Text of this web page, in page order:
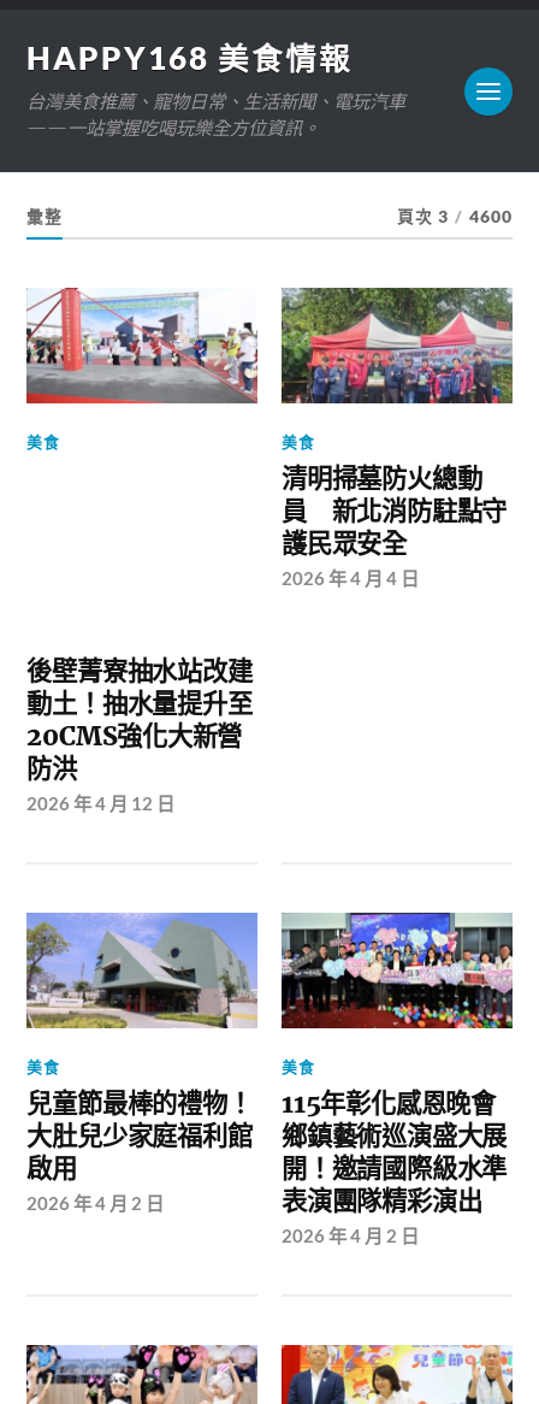
HAPPY168 美食情報
台灣美食推薦、寵物日常、生活新聞、電玩汽車
——一站掌握吃喝玩樂全方位資訊。
彙整 頁次 3 / 4600
美食
後壁菁寮抽水站改建
動土！抽水量提升至
20CMS強化大新營
防洪
2026 年 4 月 12 日
美食
清明掃墓防火總動
員 新北消防駐點守
護民眾安全
2026 年 4 月 4 日
美食
兒童節最棒的禮物！
大肚兒少家庭福利館
啟用
2026 年 4 月 2 日
美食
115年彰化感恩晚會
鄉鎮藝術巡演盛大展
開！邀請國際級水準
表演團隊精彩演出
2026 年 4 月 2 日